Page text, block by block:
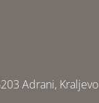
Adrani, Kraljevo